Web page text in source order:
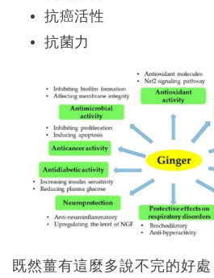
抗癌活性
抗菌力
既然薑有這麼多說不完的好